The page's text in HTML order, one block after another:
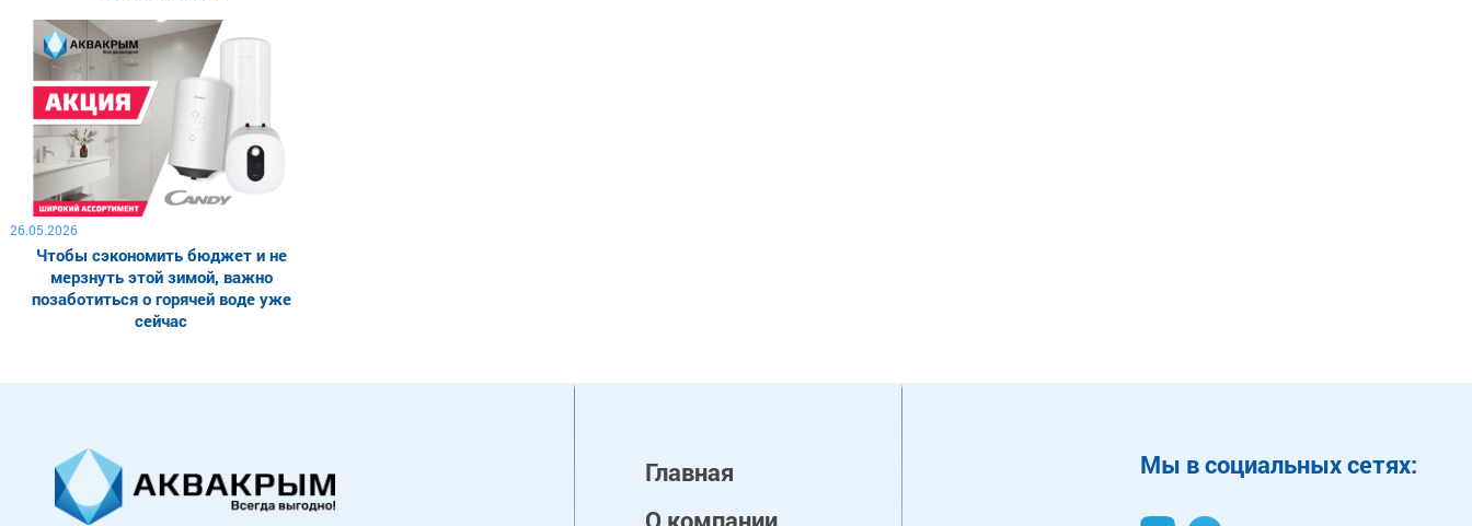
26.05.2026
Чтобы сэкономить бюджет и не
мерзнуть этой зимой, важно
позаботиться о горячей воде уже
сейчас
Главная
Mы в социальных сетях: